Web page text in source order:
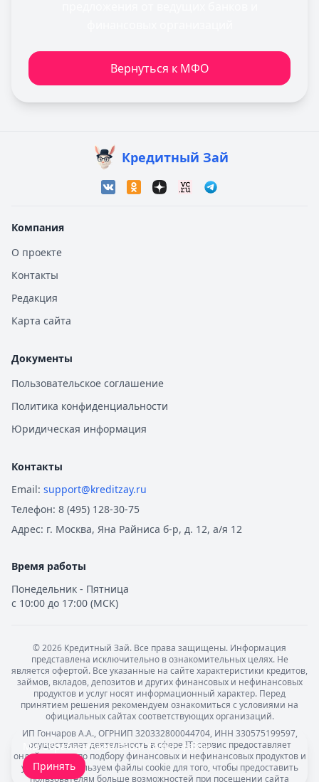
Вернуться к МФО
Кредитный Зай
Компания
О проекте
Контакты
Редакция
Карта сайта
Документы
Пользовательское соглашение
Политика конфиденциальности
Юридическая информация
Контакты
Email: support@kreditzay.ru
Телефон: 8 (495) 128-30-75
Адрес: г. Москва, Яна Райниса б-р, д. 12, а/я 12
Время работы
Понедельник - Пятница
с 10:00 до 17:00 (МСК)
©2026 Кредитный Зай. Все права защищены. Информация
представлена исключительно в ознакомительных целях. Не
является офертой. Все указанные на сайте характеристики кредитов,
займов, вкладов, депозитов и других финансовых и нефинансовых
продуктов и услуг носят информационный характер. Перед
принятием решения рекомендуем ознакомиться с условиями на
официальных сайтах соответствующих организаций.
ИП Гончаров А.А., ОГРНИП 320332800044704, ИНН 330575199597,
осуществляет деятельность в сфере IT: сервис предоставляет
онлайн-услуги по подбору финансовых и нефинансовых продуктов и
услуг. Мы используем файлы cookie для того, чтобы предоставить
пользователям больше возможностей при посещении сайта
Мы обрабатываем ваши cookie-файлы.
Принять